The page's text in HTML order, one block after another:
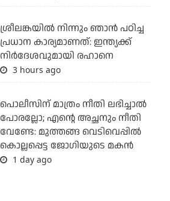
ശ്രീലങ്കയില്‍ നിന്നും ഞാന്‍ പഠിച്ച
പ്രധാന കാര്യമാണത്: ഇന്ത്യക്ക്
നിര്‍ദേശവുമായി രഹാനെ
3 hours ago
പൊലീസിന് മാത്രം നീതി ലഭിച്ചാല്‍
പോരല്ലോ; എന്റെ അച്ഛനും നീതി
വേണ്ടേ: മുത്തങ്ങ വെടിവെപ്പില്‍
കൊല്ലപ്പെട്ട ജോഗിയുടെ മകന്‍
1 day ago